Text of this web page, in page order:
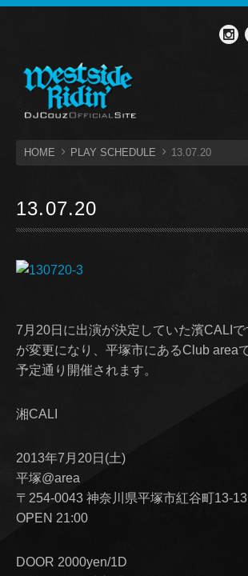
HOME PLAY SCHEDULE 13.07.20
13.07.20
7月20日に出演が決定していた濱CALI
が変更になり、平塚市にあるClub area
予定通り開催されます。
湘CALI
2013年7月20日(土)
平塚@area
〒254-0043 神奈川県平塚市紅谷町13-
OPEN 21:00
DOOR 2000yen/1D